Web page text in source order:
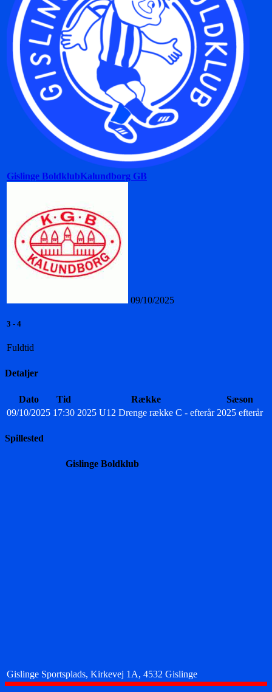
Gislinge BoldklubKalundborg GB
09/10/2025
3 - 4
Fuldtid
Detaljer
Dato Tid Række
Sæson
09/10/2025 17:30 2025 U12 Drenge række C - efterår 2025 efterår
Spillested
Gislinge Boldklub
Gislinge Sportsplads, Kirkevej 1A, 4532 Gislinge